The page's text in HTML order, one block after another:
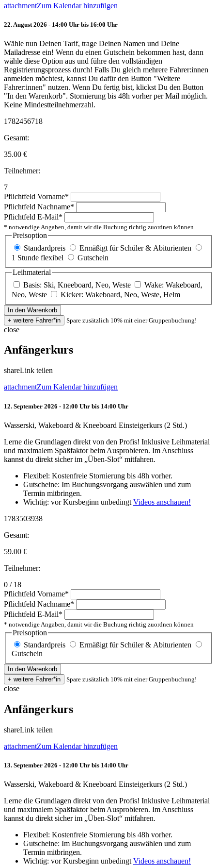
attachmentZum Kalendar hinzufügen
22. August 2026 - 14:00 Uhr bis 16:00 Uhr
Wähle nun Deinen Tarif, trage Deinen Namen und Deine
Mailadresse ein! Wenn du einen Gutschein bekommen hast, dann
wähle diese Option aus und führe den vollständigen
Registrierungsprozess durch! Falls Du gleich mehrere Fahrer:innen
anmelden möchtest, kannst Du dafür den Button "Weitere
Fahrer:innen" nutzen. Wenn Du fertig bist, klickst Du den Button
"In den Warenkorb". Stornierung bis 48h vorher per Mail möglich.
Keine Mindestteilnehmerzahl.
1782456718
Gesamt:
35.00 €
Teilnehmer:
7
Pflichtfeld Vorname*
Pflichtfeld Nachname*
Pflichtfeld E-Mail*
* notwendige Angaben, damit wir die Buchung richtig zuordnen können
Preisoption
Standardpreis
Ermäßigt für Schüler & Abiturienten
1 Stunde flexibel
Gutschein
Leihmaterial
Basis: Ski, Kneeboard, Neo, Weste
Wake: Wakeboard,
Neo, Weste
Kicker: Wakeboard, Neo, Weste, Helm
Spare zusätzlich 10% mit einer Gruppenbuchung!
close
Anfängerkurs
shareLink teilen
attachmentZum Kalendar hinzufügen
12. September 2026 - 12:00 Uhr bis 14:00 Uhr
Wasserski, Wakeboard & Kneeboard Einsteigerkurs (2 Std.)
Lerne die Grundlagen direkt von den Profis! Inklusive Leihmaterial
und maximalem Spaßfaktor beim Ausprobieren. Im Anschluss
kannst du direkt sicher im „Üben-Slot“ mitfahren.
Flexibel: Kostenfreie Stornierung bis 48h vorher.
Gutscheine: Im Buchungsvorgang auswählen und zum
Termin mitbringen.
Wichtig: vor Kursbeginn unbedingt Videos anschauen!
1783503938
Gesamt:
59.00 €
Teilnehmer:
0 / 18
Pflichtfeld Vorname*
Pflichtfeld Nachname*
Pflichtfeld E-Mail*
* notwendige Angaben, damit wir die Buchung richtig zuordnen können
Preisoption
Standardpreis
Ermäßigt für Schüler & Abiturienten
Gutschein
Spare zusätzlich 10% mit einer Gruppenbuchung!
close
Anfängerkurs
shareLink teilen
attachmentZum Kalendar hinzufügen
13. September 2026 - 12:00 Uhr bis 14:00 Uhr
Wasserski, Wakeboard & Kneeboard Einsteigerkurs (2 Std.)
Lerne die Grundlagen direkt von den Profis! Inklusive Leihmaterial
und maximalem Spaßfaktor beim Ausprobieren. Im Anschluss
kannst du direkt sicher im „Üben-Slot“ mitfahren.
Flexibel: Kostenfreie Stornierung bis 48h vorher.
Gutscheine: Im Buchungsvorgang auswählen und zum
Termin mitbringen.
Wichtig: vor Kursbeginn unbedingtVideos anschauen!